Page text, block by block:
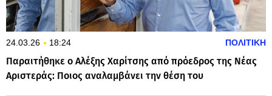
24.03.26 18:24 ΠΟΛΙΤΙΚΗ
Παραιτήθηκε ο Αλέξης Χαρίτσης από πρόεδρος της Νέας
Αριστεράς: Ποιος αναλαμβάνει την θέση του